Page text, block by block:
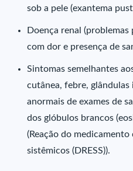
sob a pele (exantema
Doença renal
com dor e presença de
Sintomas semelhantes
cutânea, febre, glândulas
anormais de exames de
dos glóbulos brancos
(Reação do
sistêmicos (DRESS)).